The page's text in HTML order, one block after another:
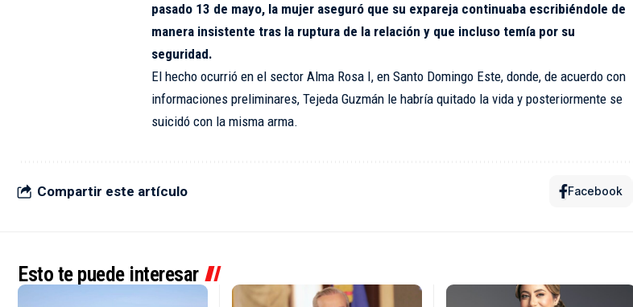
pasado 13 de mayo, la mujer aseguró que su expareja continuaba escribiéndole de
manera insistente tras la ruptura de la relación y que incluso temía por su
seguridad.
El hecho ocurrió en el sector Alma Rosa I, en Santo Domingo Este, donde, de acuerdo con
informaciones preliminares, Tejeda Guzmán le habría quitado la vida y posteriormente se
suicidó con la misma arma.
Compartir este artículo Facebook
Esto te puede interesar